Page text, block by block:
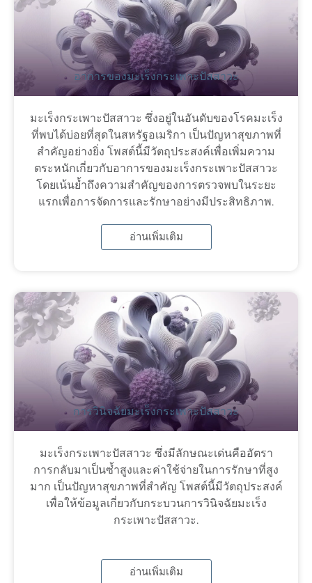
อาการของมะเร็งกระเพาะปัสสาวะ
มะเร็งกระเพาะปัสสาวะ ซึ่งอยู่ในอันดับของโรคมะเร็ง
ที่พบได้บ่อยที่สุดในสหรัฐอเมริกา เป็นปัญหาสุขภาพที่
สำคัญอย่างยิ่ง โพสต์นี้มีวัตถุประสงค์เพื่อเพิ่มความ
ตระหนักเกี่ยวกับอาการของมะเร็งกระเพาะปัสสาวะ
โดยเน้นย้ำถึงความสำคัญของการตรวจพบในระยะ
แรกเพื่อการจัดการและรักษาอย่างมีประสิทธิภาพ.
อ่านเพิ่มเติม
การวินิจฉัยมะเร็งกระเพาะปัสสาวะ
มะเร็งกระเพาะปัสสาวะ ซึ่งมีลักษณะเด่นคืออัตรา
การกลับมาเป็นซ้ำสูงและค่าใช้จ่ายในการรักษาที่สูง
มาก เป็นปัญหาสุขภาพที่สำคัญ โพสต์นี้มีวัตถุประสงค์
เพื่อให้ข้อมูลเกี่ยวกับกระบวนการวินิจฉัยมะเร็ง
กระเพาะปัสสาวะ.
อ่านเพิ่มเติม